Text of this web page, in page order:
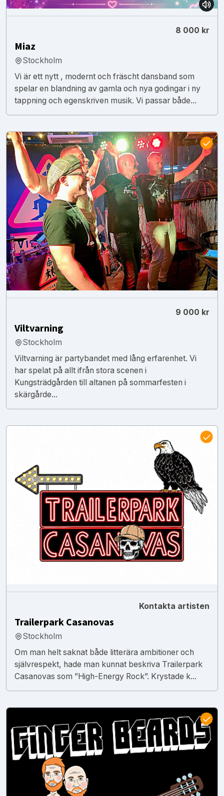
8 000 kr
Miaz
Stockholm
Vi är ett nytt , modernt och fräscht dansband som
spelar en blandning av gamla och nya godingar i ny
tappning och egenskriven musik. Vi passar både...
9 000 kr
Viltvarning
Stockholm
Viltvarning är partybandet med lång erfarenhet. Vi
har spelat på allt ifrån stora scenen i
Kungsträdgården till altanen på sommarfesten i
skärgårde...
Kontakta artisten
Trailerpark Casanovas
Stockholm
Om man helt saknat både litterära ambitioner och
självrespekt, hade man kunnat beskriva Trailerpark
Casanovas som ”High-Energy Rock”. Krystade k...